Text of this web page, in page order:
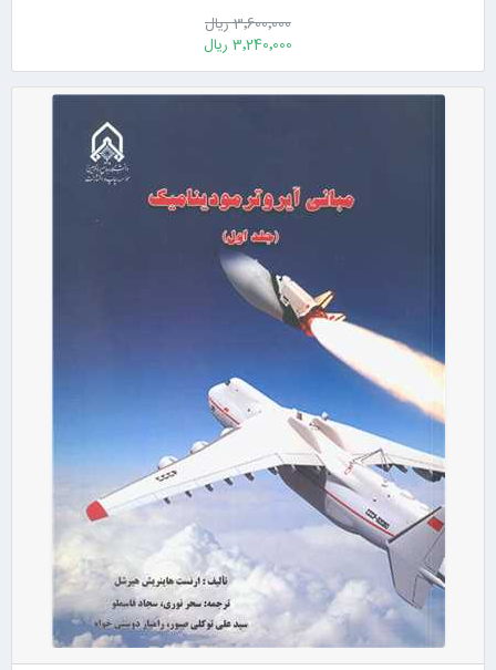
3٬600٬000 ریال
3٬240٬000 ریال